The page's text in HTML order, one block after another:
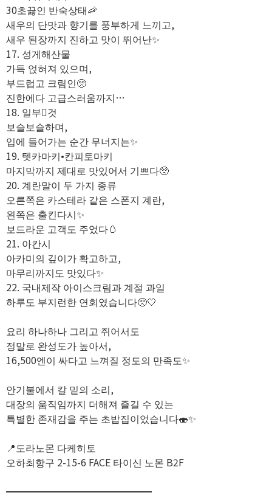
30초끓인 반숙상태🦐
새우의 단맛과 향기를 풍부하게 느끼고,
새우 된장까지 진하고 맛이 뛰어난✨️
17. 성게해산물
가득 얹혀져 있으며,
부드럽고 크림인🥺
진한에다 고급스러움까지…
18. 일부것
보슬보슬하며,
입에 들어가는 순간 무너지는✨️
19. 텟카마키•칸피토마키
마지막까지 제대로 맛있어서 기쁘다🥺
20. 계란말이 두 가지 종류
오른쪽은 카스테라 같은 스폰지 계란,
왼쪽은 출킨다시✨️
보드라운 고객도 주었다🥚
21. 아칸시
아카미의 깊이가 확고하고,
마무리까지도 맛있다✨️
22. 국내제작 아이스크림과 계절 과일
하루도 부지런한 연회였습니다🥺🤍
요리 하나하나 그리고 쥐어서도
정말로 완성도가 높아서,
16,500엔이 싸다고 느껴질 정도의 만족도✨️
안기불에서 칼 밑의 소리,
대장의 움직임까지 더해져 즐길 수 있는
특별한 존재감을 주는 초밥집이었습니다🍣✨️
📍도라노몬 다케히토
오하최항구 2-15-6 FACE 타이신 노몬 B2F
━━━━━━━━━━━━━━━